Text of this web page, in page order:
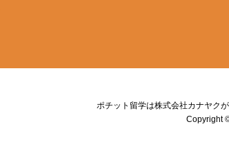
ポチット留学は株式会社カナヤク
Copyright